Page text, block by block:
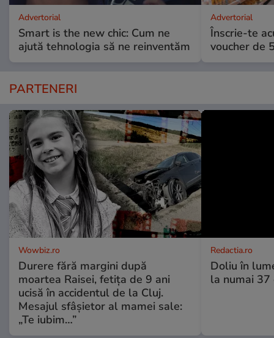
Advertorial
Smart is the new chic: Cum ne
ajută tehnologia să ne reinventăm
Advertorial
Înscrie-te
voucher de
PARTENERI
Wowbiz.ro
Durere fără margini după
moartea Raisei, fetița de 9 ani
ucisă în accidentul de la Cluj.
Mesajul sfâșietor al mamei sale:
„Te iubim…”
Redactia.ro
Doliu în
la numai 37